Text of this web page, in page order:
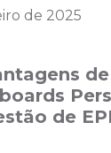
de 2025
de
de